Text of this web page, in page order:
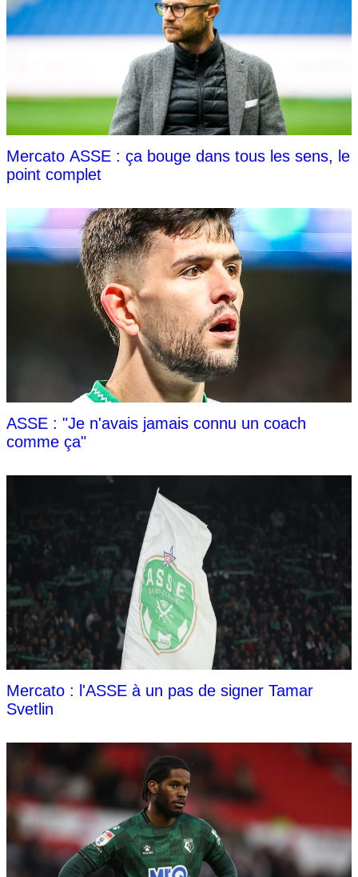
Mercato ASSE : ça bouge dans tous les sens, le
point complet
ASSE : "Je n'avais jamais connu un coach
comme ça"
Mercato : l'ASSE à un pas de signer Tamar
Svetlin